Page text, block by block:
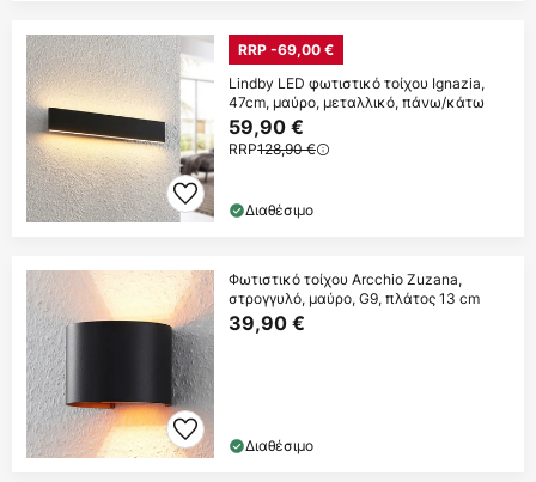
RRP -69,00 €
Lindby LED φωτιστικό τοίχου Ignazia,
47cm, μαύρο, μεταλλικό, πάνω/κάτω
59,90 €
RRP128,90 €
Διαθέσιμο
Φωτιστικό τοίχου Arcchio Zuzana,
στρογγυλό, μαύρο, G9, πλάτος 13 cm
39,90 €
Διαθέσιμο